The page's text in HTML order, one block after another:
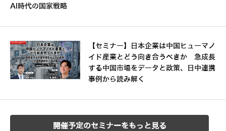
AI時代の国家戦略
【セミナー】日本企業は中国ヒューマノ
イド産業とどう向き合うべきか 急成長
する中国市場をデータと政策、日中連携
事例から読み解く
開催予定のセミナーをもっと見る